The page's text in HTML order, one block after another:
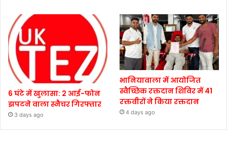
6 घंटे में खुलासा: 2 आई-फोन
झपटने वाला स्नैचर गिरफ्तार
3 days ago
भानियावाला में आयोजित
स्वैच्छिक रक्तदान शिविर में 41
रक्तवीरों ने किया रक्तदान
4 days ago